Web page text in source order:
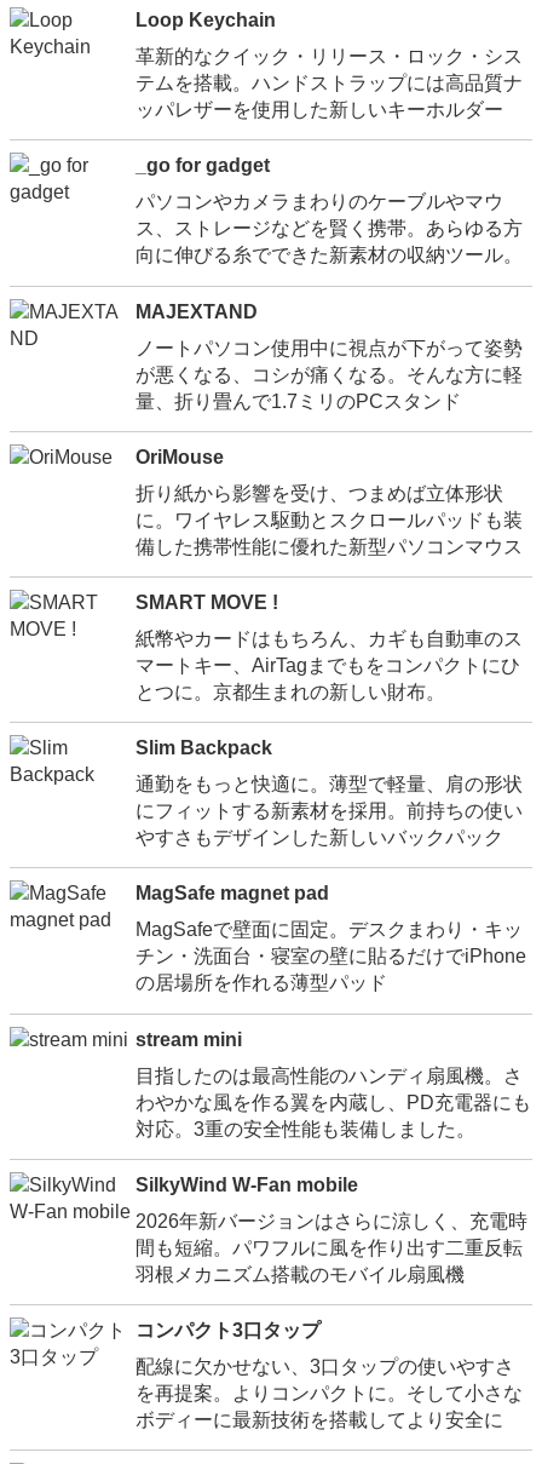
Loop Keychain
革新的なクイック・リリース・ロック・シス
テムを搭載。ハンドストラップには高品質ナ
ッパレザーを使用した新しいキーホルダー
_go for gadget
パソコンやカメラまわりのケーブルやマウ
ス、ストレージなどを賢く携帯。あらゆる方
向に伸びる糸でできた新素材の収納ツール。
MAJEXTAND
ノートパソコン使用中に視点が下がって姿勢
が悪くなる、コシが痛くなる。そんな方に軽
量、折り畳んで1.7ミリのPCスタンド
OriMouse
折り紙から影響を受け、つまめば立体形状
に。ワイヤレス駆動とスクロールパッドも装
備した携帯性能に優れた新型パソコンマウス
SMART MOVE !
紙幣やカードはもちろん、カギも自動車のス
マートキー、AirTagまでもをコンパクトにひ
とつに。京都生まれの新しい財布。
Slim Backpack
通勤をもっと快適に。薄型で軽量、肩の形状
にフィットする新素材を採用。前持ちの使い
やすさもデザインした新しいバックパック
MagSafe magnet pad
MagSafeで壁面に固定。デスクまわり・キッ
チン・洗面台・寝室の壁に貼るだけでiPhone
の居場所を作れる薄型パッド
stream mini
目指したのは最高性能のハンディ扇風機。さ
わやかな風を作る翼を内蔵し、PD充電器にも
対応。3重の安全性能も装備しました。
SilkyWind W-Fan mobile
2026年新バージョンはさらに涼しく、充電時
間も短縮。パワフルに風を作り出す二重反転
羽根メカニズム搭載のモバイル扇風機
コンパクト3口タップ
配線に欠かせない、3口タップの使いやすさ
を再提案。よりコンパクトに。そして小さな
ボディーに最新技術を搭載してより安全に